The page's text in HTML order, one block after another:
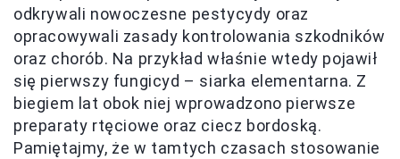
odkrywali nowoczesne pestycydy oraz
opracowywali zasady kontrolowania szkodników
oraz chorób. Na przykład właśnie wtedy pojawił
się pierwszy fungicyd – siarka elementarna. Z
biegiem lat obok niej wprowadzono pierwsze
preparaty rtęciowe oraz ciecz bordoską.
Pamiętajmy, że w tamtych czasach stosowanie